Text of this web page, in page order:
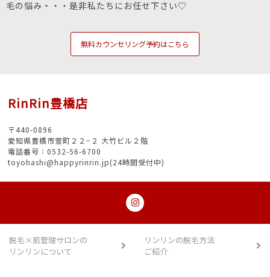
毛の悩み・・・是非私たちにお任せ下さい♡
無料カウンセリング予約はこちら
RinRin豊橋店
〒440-0896
愛知県豊橋市萱町２２−２ 大竹ビル２階
電話番号：0532-56-6700
toyohashi@happyrinrin.jp(24時間受付中)
脱毛×肌管理サロンの
リンリンについて
リンリンの脱毛方法
ご紹介